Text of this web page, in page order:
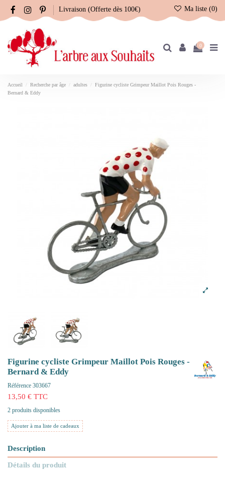
Livraison (Offerte dès 100€) Ma liste (0)
0
Accueil Recherche par âge adultes
Figurine cycliste Grimpeur Maillot Pois Rouges -
Bernard & Eddy
Figurine cycliste Grimpeur Maillot Pois Rouges -
Bernard & Eddy
Référence 303667
13,50 € TTC
2 produits disponibles
Ajouter à ma liste de cadeaux
Description
Détails du produit